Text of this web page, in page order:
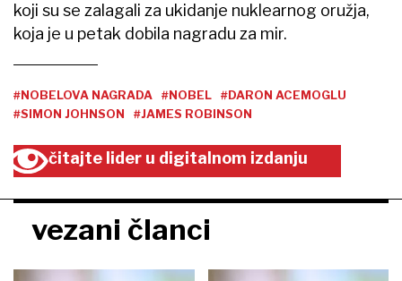
koji su se zalagali za ukidanje nuklearnog oružja,
koja je u petak dobila nagradu za mir.
#NOBELOVA NAGRADA #NOBEL
#DARON ACEMOGLU
#SIMON JOHNSON
#JAMES ROBINSON
čitajte lider u digitalnom izdanju
vezani članci